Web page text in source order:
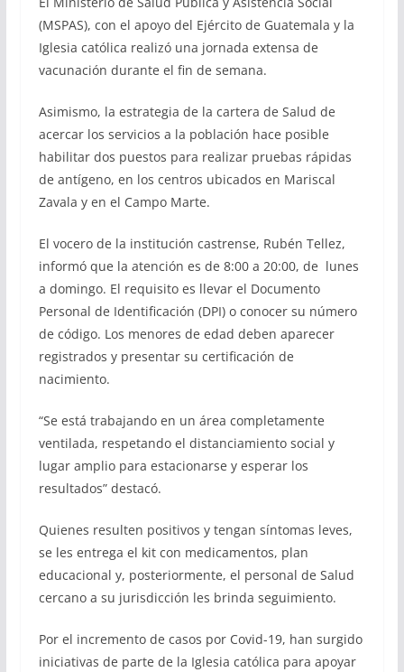
(MSPAS), con el apoyo del Ejército de Guatemala y la
Iglesia católica realizó una jornada extensa de
vacunación durante el fin de semana.
Asimismo, la estrategia de la cartera de Salud de
acercar los servicios a la población hace posible
habilitar dos puestos para realizar pruebas rápidas
de antígeno, en los centros ubicados en Mariscal
Zavala y en el Campo Marte.
El vocero de la institución castrense, Rubén Tellez,
informó que la atención es de 8:00 a 20:00, de lunes
a domingo. El requisito es llevar el Documento
Personal de Identificación (DPI) o conocer su número
de código. Los menores de edad deben aparecer
registrados y presentar su certificación de
nacimiento.
“Se está trabajando en un área completamente
ventilada, respetando el distanciamiento social y
lugar amplio para estacionarse y esperar los
resultados” destacó.
Quienes resulten positivos y tengan síntomas leves,
se les entrega el kit con medicamentos, plan
educacional y, posteriormente, el personal de Salud
cercano a su jurisdicción les brinda seguimiento.
Por el incremento de casos por Covid-19, han surgido
iniciativas de parte de la Iglesia católica para apoyar